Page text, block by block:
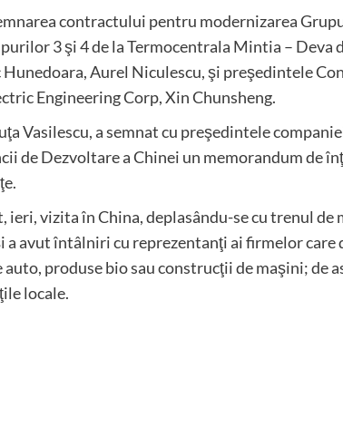
contractului pentru modernizarea
3 şi 4 de la Termocentrala Mintia – Deva
Aurel Niculescu, şi preşedintele
Engineering Corp, Xin Chunsheng.
Vasilescu, a semnat cu preşedintele
de Dezvoltare a Chinei un memorandum de
vizita în China, deplasându-se cu trenul de
a avut întâlniri cu reprezentanţi ai firmelor
produse bio sau construcţii de maşini; de
locale.